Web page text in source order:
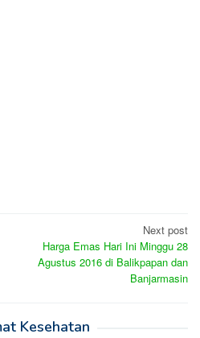
Next post
Harga Emas Hari Ini Minggu 28
Agustus 2016 di Balikpapan dan
Banjarmasin
Kesehatan